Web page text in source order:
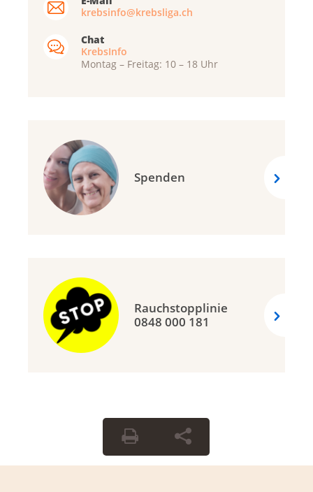
krebsinfo@krebsliga.ch
Chat
KrebsInfo
Montag – Freitag: 10 – 18 Uhr
Spenden
Rauchstopplinie
0848 000 181